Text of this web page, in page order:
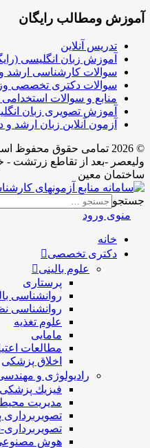
آموزش ومطالب رایگان
تدریس آنلاین
آموزش زبان انگلیسی
سوالات کارشناسی ارشد
سوالات دکتری تخصصی
منابع و سوالات
آموزش تصویری زبان
آزمون آنلاین زبان ارشد و
© 2026 تمامی حقوق محفوظ
ساختمان معین
جستجو
منوی ورود
خانه
دکتری تخصصی
علوم بالینی
پرستاری
روانشناسی
روانشناسی
علوم تغذیه
مامایی
مطالعات
اخلاق پزشکی
رادیولوژی و
فيزيك پزشکی
مدیریت
هوش